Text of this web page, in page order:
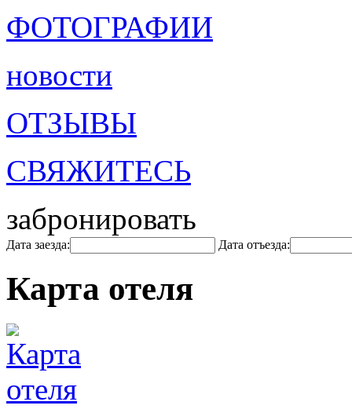
ФОТОГРАФИИ
новости
ОТЗЫВЫ
СВЯЖИТЕСЬ
забронировать
Дата заезда: Дата отъезда:
Карта отеля